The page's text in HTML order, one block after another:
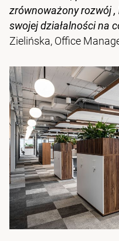
zrównoważony rozwój
swojej działalności na
Zielińska, Office